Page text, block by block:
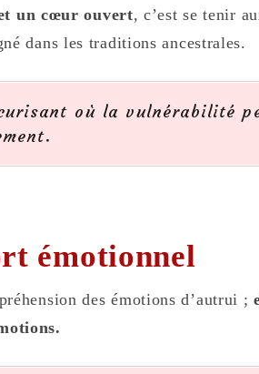
un cœur ouvert, c’est se tenir
dans les traditions ancestrales.
où la vulnérabilité
émotionnel
des émotions d’autrui ;